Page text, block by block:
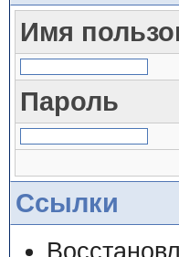
Имя
Пароль
Ссылки